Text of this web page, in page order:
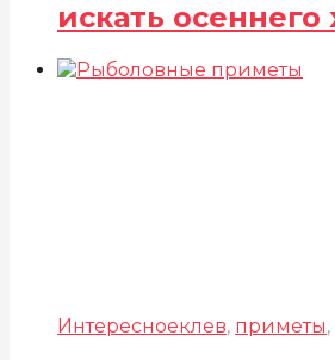
искать
Интересноеклев, приметы,